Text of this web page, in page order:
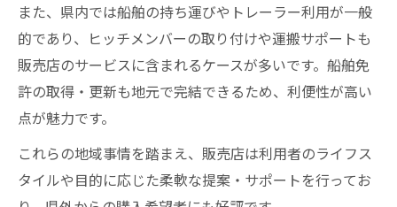
また、県内では船舶の持ち運びやトレーラー利用が一般
的であり、ヒッチメンバーの取り付けや運搬サポートも
販売店のサービスに含まれるケースが多いです。船舶免
許の取得・更新も地元で完結できるため、利便性が高い
点が魅力です。
これらの地域事情を踏まえ、販売店は利用者のライフス
タイルや目的に応じた柔軟な提案・サポートを行ってお